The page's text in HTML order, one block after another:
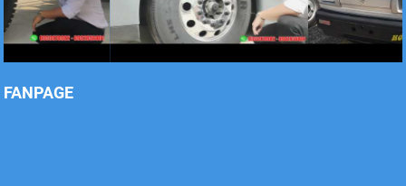
Xe tải Foton 990kg
FANPAGE